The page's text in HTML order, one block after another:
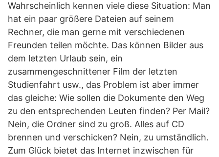
Wahrscheinlich kennen viele diese Situation: Man
hat ein paar größere Dateien auf seinem
Rechner, die man gerne mit verschiedenen
Freunden teilen möchte. Das können Bilder aus
dem letzten Urlaub sein, ein
zusammengeschnittener Film der letzten
Studienfahrt usw., das Problem ist aber immer
das gleiche: Wie sollen die Dokumente den Weg
zu den entsprechenden Leuten finden? Per Mail?
Nein, die Ordner sind zu groß. Alles auf CD
brennen und verschicken? Nein, zu umständlich.
Zum Glück bietet das Internet inzwischen für